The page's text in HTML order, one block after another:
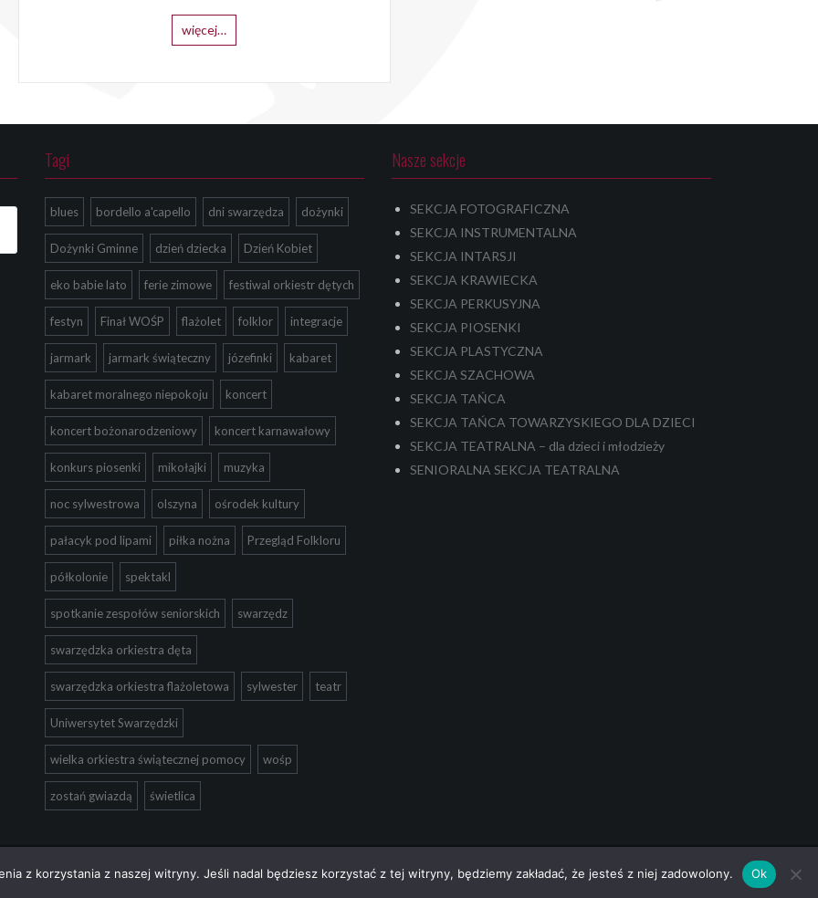
więcej…
Tagi
blues bordello a'capello dni swarzędza dożynki
Dożynki Gminne dzień dziecka Dzień Kobiet
eko babie lato ferie zimowe festiwal orkiestr dętych
festyn Finał WOŚP flażolet folklor integracje
jarmark jarmark świąteczny józefinki kabaret
kabaret moralnego niepokoju koncert
koncert bożonarodzeniowy koncert karnawałowy
konkurs piosenki mikołajki muzyka
noc sylwestrowa olszyna ośrodek kultury
pałacyk pod lipami piłka nożna Przegląd Folkloru
półkolonie spektakl
spotkanie zespołów seniorskich swarzędz
swarzędzka orkiestra dęta
swarzędzka orkiestra flażoletowa sylwester teatr
Uniwersytet Swarzędzki
wielka orkiestra świątecznej pomocy wośp
zostań gwiazdą świetlica
Nasze sekcje
SEKCJA FOTOGRAFICZNA
SEKCJA INSTRUMENTALNA
SEKCJA INTARSJI
SEKCJA KRAWIECKA
SEKCJA PERKUSYJNA
SEKCJA PIOSENKI
SEKCJA PLASTYCZNA
SEKCJA SZACHOWA
SEKCJA TAŃCA
SEKCJA TAŃCA TOWARZYSKIEGO DLA DZIECI
SEKCJA TEATRALNA – dla dzieci i młodzieży
SENIORALNA SEKCJA TEATRALNA
z korzystania z naszej witryny. Jeśli nadal będziesz korzystać z tej witryny, będziemy zakładać, że jesteś z niej zadowolony. Ok